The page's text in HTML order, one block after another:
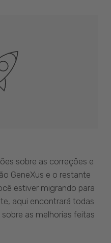
sobre as correções e
GeneXus e o restante
estiver migrando para
aqui encontrará todas
as melhorias feitas